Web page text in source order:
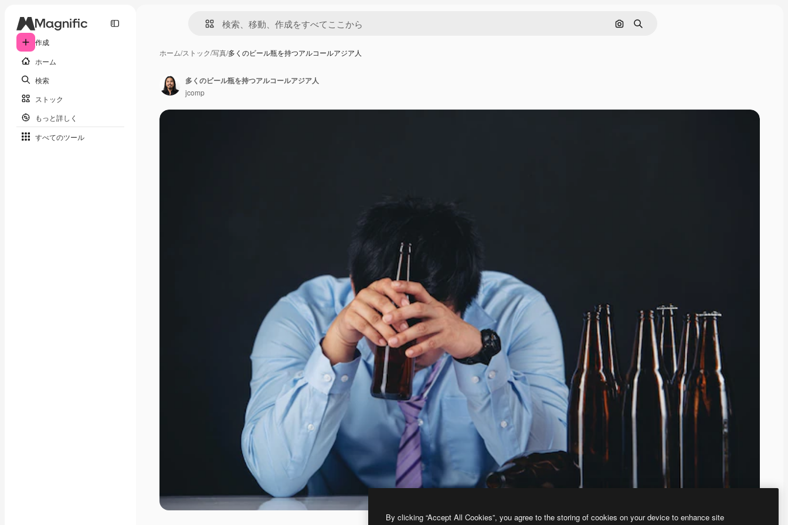
作成
ホーム
検索
ストック
もっと詳しく
すべてのツール
画像で検索
検索
ホーム/ストック/写真/多くのビール瓶を持つアルコールアジア人
多くのビール瓶を持つアルコールアジア人
jcomp
By clicking “Accept All Cookies”, you agree to the storing of cookies on your device to enhance site